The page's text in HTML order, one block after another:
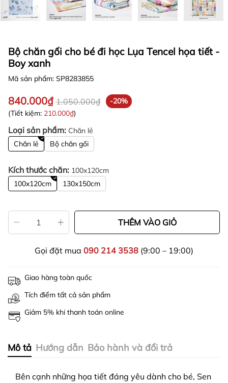
Bộ chăn gối cho bé đi học Lụa Tencel họa tiết -
Boy xanh
Mã sản phẩm: SP8283855
840.000₫ 1.050.000₫
-20%
(Tiết kiệm: 210.000₫)
Loại sản phẩm: Chăn lẻ
Chăn lẻ
Bộ chăn gối
Kích thước chăn: 100x120cm
100x120cm
130x150cm
THÊM VÀO GIỎ
Gọi đặt mua 090 214 3538 (9:00 – 19:00)
Giao hàng toàn quốc
Tích điểm tất cả sản phẩm
Giảm 5% khi thanh toán online
Mô tả Hướng dẫn Bảo hành và đổi trả
Bên cạnh những họa tiết đáng yêu dành cho bé, Sen